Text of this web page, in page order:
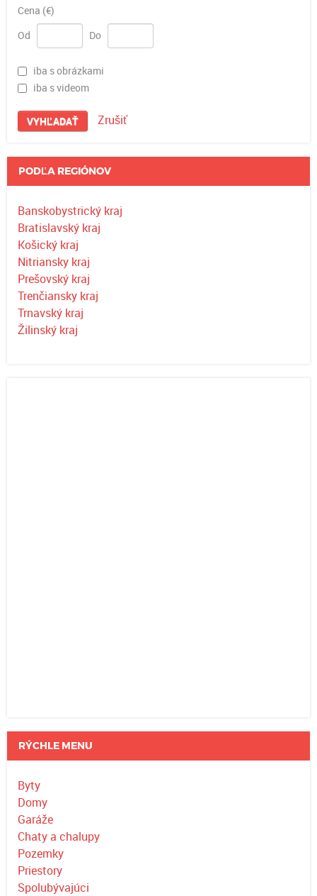
Cena (€)
Od
Do
iba s obrázkami
iba s videom
VYHĽADAŤ Zrušiť
PODĽA REGIÓNOV
Banskobystrický kraj
Bratislavský kraj
Košický kraj
Nitriansky kraj
Prešovský kraj
Trenčiansky kraj
Trnavský kraj
Žilinský kraj
RÝCHLE MENU
Byty
Domy
Garáže
Chaty a chalupy
Pozemky
Priestory
Spolubývajúci